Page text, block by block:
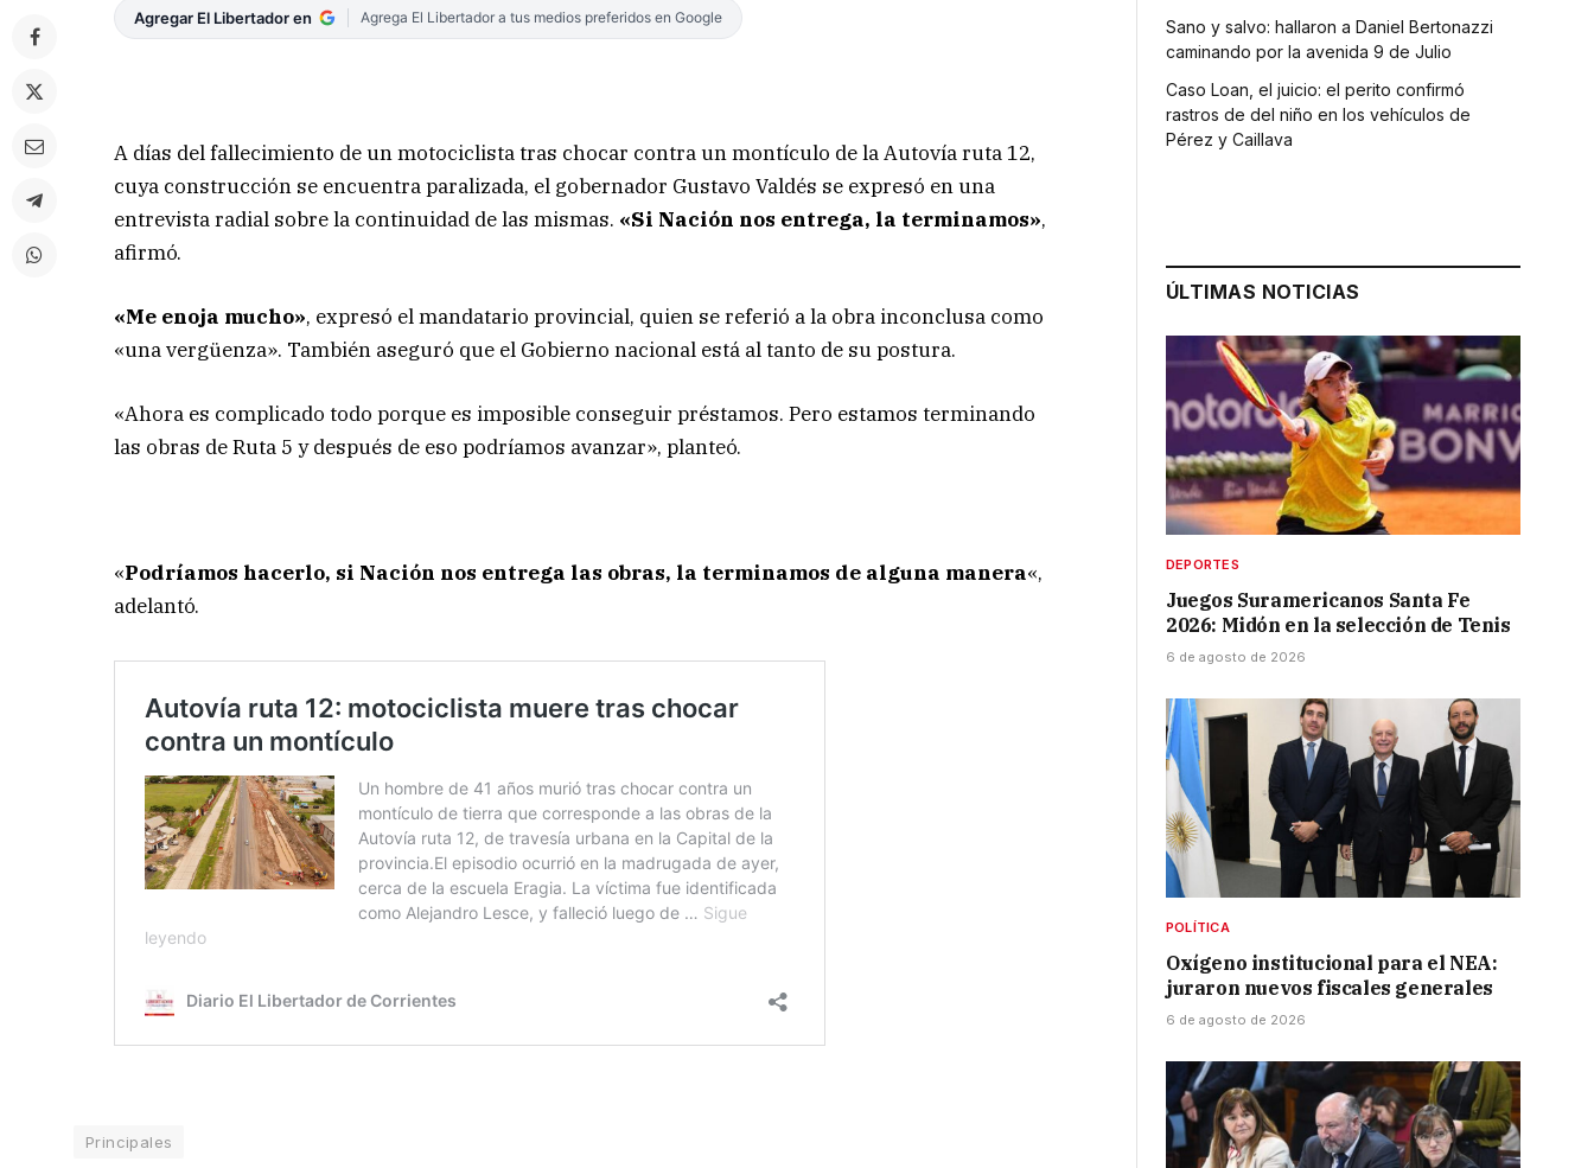
Agregar El Libertador en Agrega El Libertador a tus medios preferidos en Google
A días del fallecimiento de un motociclista tras chocar contra un montículo de la Autovía ruta 12,
cuya construcción se encuentra paralizada, el gobernador Gustavo Valdés se expresó en una
entrevista radial sobre la continuidad de las mismas. «Si Nación nos entrega, la terminamos»,
afirmó.
«Me enoja mucho», expresó el mandatario provincial, quien se referió a la obra inconclusa como
«una vergüenza». También aseguró que el Gobierno nacional está al tanto de su postura.
«Ahora es complicado todo porque es imposible conseguir préstamos. Pero estamos terminando
las obras de Ruta 5 y después de eso podríamos avanzar», planteó.
«Podríamos hacerlo, si Nación nos entrega las obras, la terminamos de alguna manera«,
adelantó.
Principales
Sano y salvo: hallaron a Daniel Bertonazzi
caminando por la avenida 9 de Julio
Caso Loan, el juicio: el perito confirmó
rastros de del niño en los vehículos de
Pérez y Caillava
ÚLTIMAS NOTICIAS
DEPORTES
Juegos Suramericanos Santa Fe
2026: Midón en la selección de Tenis
6 de agosto de 2026
POLÍTICA
Oxígeno institucional para el NEA:
juraron nuevos fiscales generales
6 de agosto de 2026